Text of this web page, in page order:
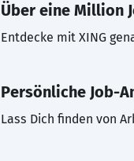
Über eine Million
Entdecke mit XING
Persönliche Job-
Lass Dich finden von